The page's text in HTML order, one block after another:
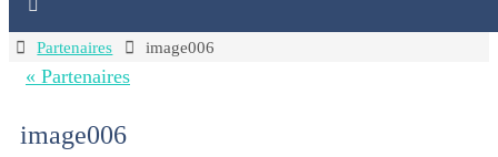
HomePartenaires image006
« Partenaires
image006